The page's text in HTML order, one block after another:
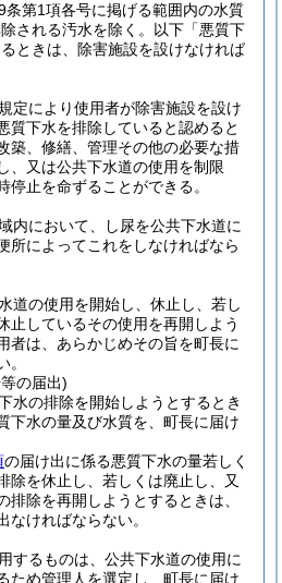
条第1項各号に掲げる範囲内の水質
される汚水を除く。以下「悪質下
ときは、除害施設を設けなければ
定により使用者が除害施設を設け
質下水を排除していると認めると
築、修繕、管理その他の必要な措
、又は公共下水道の使用を制限
停止を命ずることができる。
内において、し尿を公共下水道に
所によってこれをしなければなら
道の使用を開始し、休止し、若し
止しているその使用を再開しよう
者は、あらかじめその旨を町長に
。
の届出)
水の排除を開始しようとするとき
下水の量及び水質を、町長に届け
の届け出に係る悪質下水の量若しく
除を休止し、若しくは廃止し、又
排除を再開しようとするときは、
なければならない。
するものは、公共下水道の使用に
ため管理人を選定し、町長に届け